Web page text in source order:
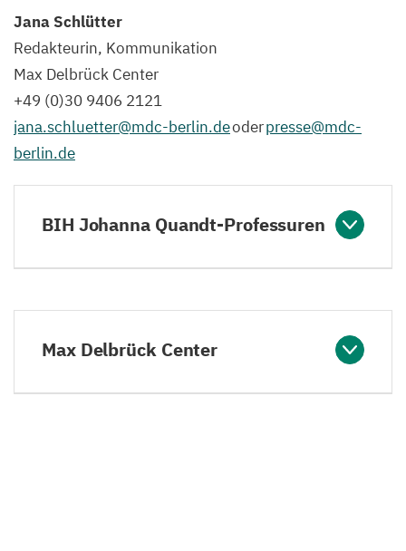
Jana Schlütter
Redakteurin, Kommunikation
Max Delbrück Center
+49 (0)30 9406 2121
jana.​schluetter@​mdc-​berlin.​deoderpresse@​mdc-​
berlin.​de
BIH Johanna Quandt-Professuren
Max Delbrück Center